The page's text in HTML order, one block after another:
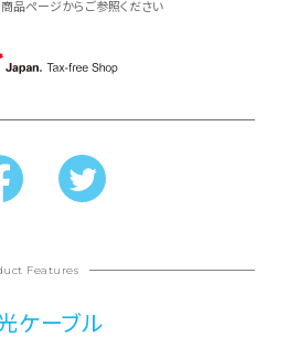
品ページからご参照ください
Features
ケーブル